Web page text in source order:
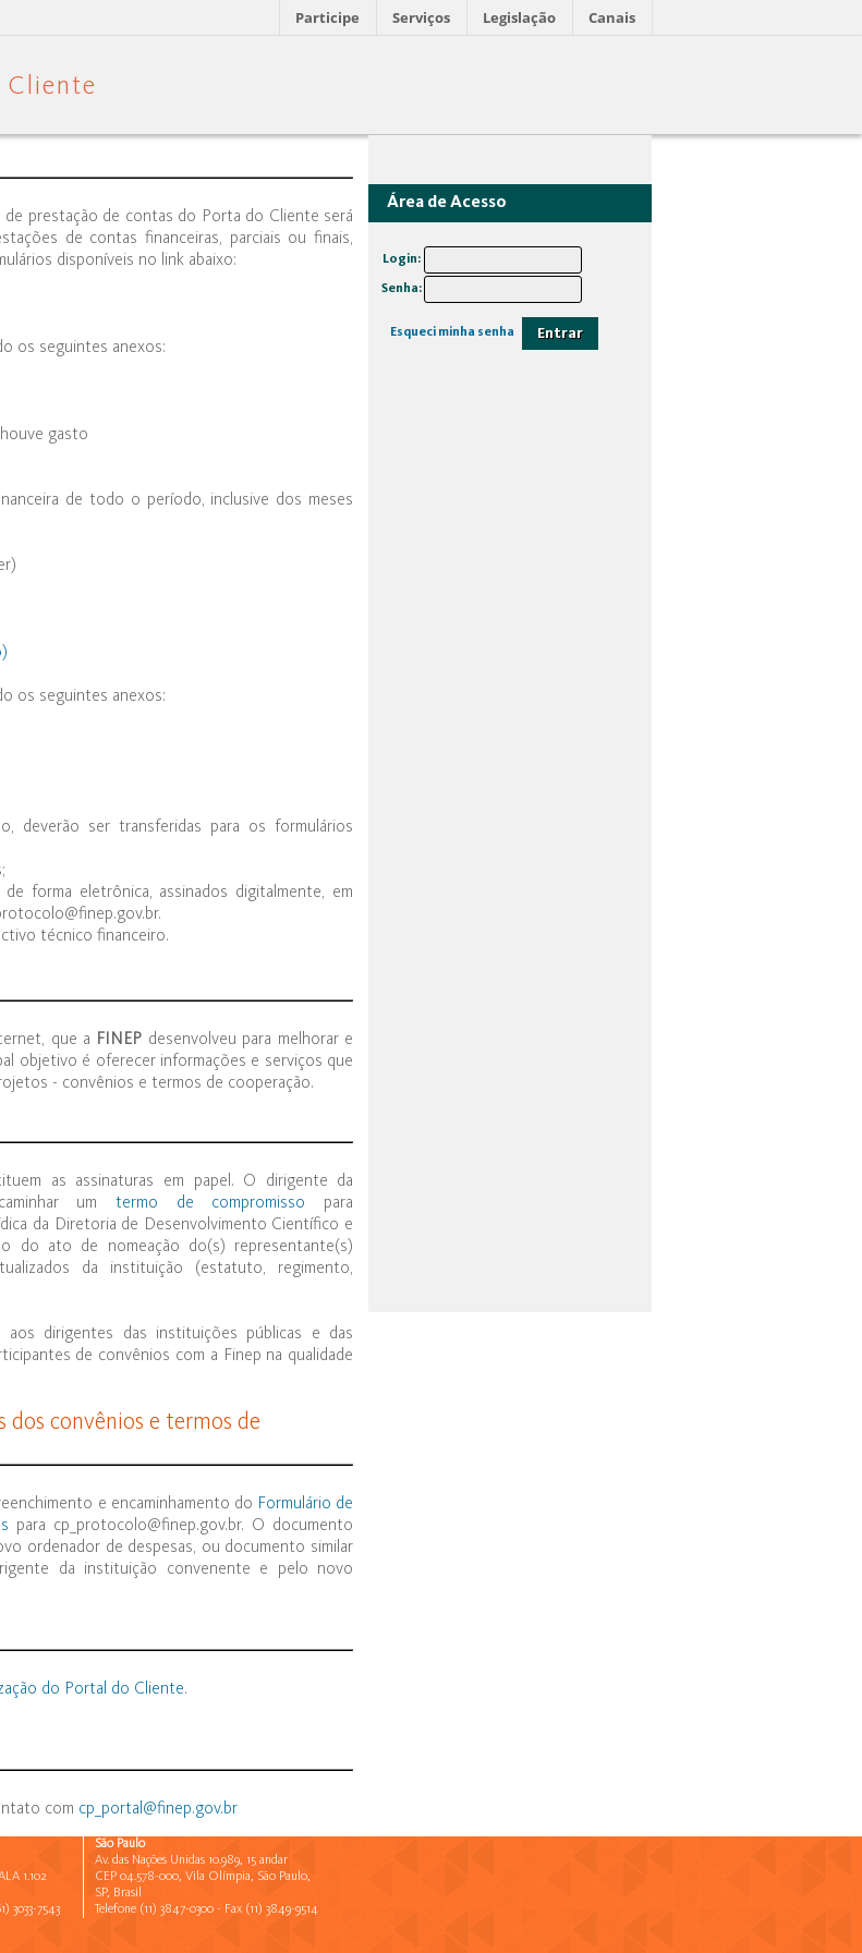
Participe Serviços Legislação Canais
prestação de contas do Porta do Cliente será
de contas financeiras, parciais ou finais,
disponíveis no link abaixo:
os seguintes anexos:
gasto
de todo o período, inclusive dos meses
os seguintes anexos:
deverão ser transferidas para os formulários
forma eletrônica, assinados digitalmente, em
técnico financeiro.
que a FINEP desenvolveu para melhorar e
objetivo é oferecer informações e serviços que
- convênios e termos de cooperação.
as assinaturas em papel. O dirigente da
um termo de compromisso para
da Diretoria de Desenvolvimento Científico e
do ato de nomeação do(s) representante(s)
da instituição (estatuto, regimento,
dirigentes das instituições públicas e das
de convênios com a Finep na qualidade
dos convênios e termos de
e encaminhamento do Formulário de
para cp_protocolo@finep.gov.br. O documento
ordenador de despesas, ou documento similar
da instituição convenente e pelo novo
do Portal do Cliente.
com cp_portal@finep.gov.br
poderá ser acessado por meio dos demais browsers disponíveis:
Área de Acesso
Login:
Senha:
Esqueci minha senha Entrar
1.102
3033-7543
São Paulo
Av. das Nações Unidas 10.989, 15 andar
CEP 04.578-000, Vila Olímpia, São Paulo,
SP, Brasil
Telefone (11) 3847-0300 - Fax (11) 3849-9514